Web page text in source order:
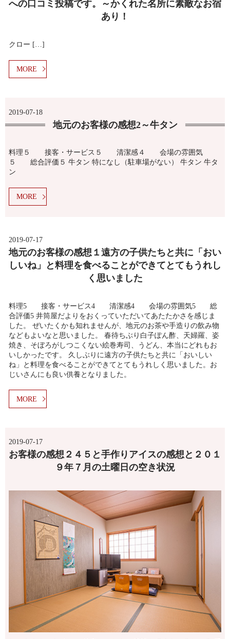
への口コミ投稿です。～かくれた名所に素敵なお宿
あり！
クロー […]
MORE
2019-07-18
地元のお客様の感想2～牛タン
料理５ 接客・サービス５ 清潔感４ 会場の雰囲気
５ 総合評価５ 牛タン 特になし（駐車場がない） 牛タン 牛タ
ン
MORE
2019-07-17
地元のお客様の感想１遠方の子供たちと共に「おい
しいね」と料理を食べることができてとてもうれし
く思いました
料理5 接客・サービス4 清潔感4 会場の雰囲気5 総
合評価5 井筒屋だよりをおくっていただいてあたたかさを感じま
した。 ぜいたくかも知れませんが、地元のお茶や手造りの飲み物
などもよいなと思いました。 春待ちぶり白子ぽん酢、天婦羅、姿
焼き、そぼろがしつこくない絵巻寿司、うどん、本当にどれもお
いしかったです。 久しぶりに遠方の子供たちと共に「おいしい
ね」と料理を食べることができてとてもうれしく思いました。お
じいさんにも良い供養となりました。
MORE
2019-07-17
お客様の感想２４５と手作りアイスの感想と２０１
９年７月の土曜日の空き状況